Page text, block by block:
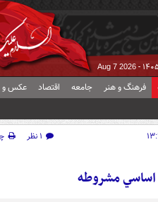
Aug 7 2026
فرهنگ و هنر جامعه اقتصاد عکس و
۱ نظر
اساسي مشروطه